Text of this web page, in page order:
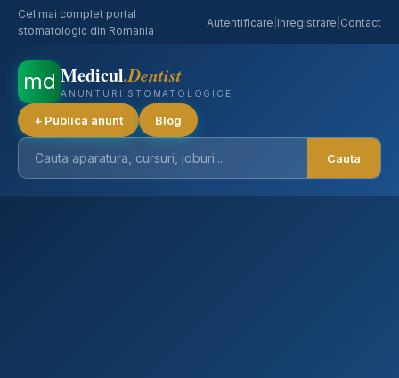
Cel mai complet portal
stomatologic din Romania
Autentificare Inregistrare Contact
md Medicul.Dentist
ANUNTURI STOMATOLOGICE
Cauta
+ Publica anunt Blog